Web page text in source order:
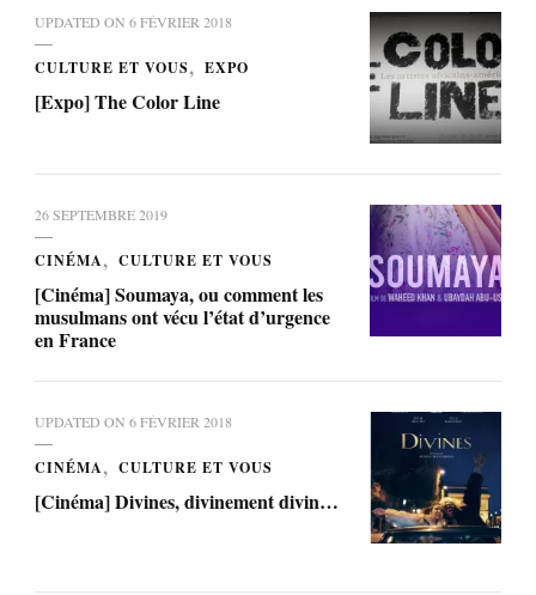
UPDATED ON 6 FÉVRIER 2018
CULTURE ET VOUS EXPO
[Expo] The Color Line
26 SEPTEMBRE 2019
CINÉMA CULTURE ET VOUS
[Cinéma] Soumaya, ou comment les
musulmans ont vécu l’état d’urgence
en France
UPDATED ON 6 FÉVRIER 2018
CINÉMA CULTURE ET VOUS
[Cinéma] Divines, divinement divin…